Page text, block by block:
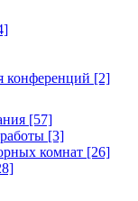
конференций [2]
[57]
[3]
комнат [26]